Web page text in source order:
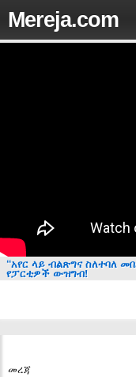
Mereja.com
“አየር ላይ ብልጽግና ስለተባለ
የፓርቲዎች ውዝግብ!
መረጃ